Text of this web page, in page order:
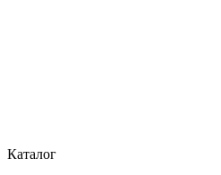
Каталог